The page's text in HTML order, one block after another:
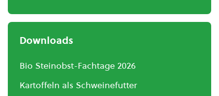
Downloads
Bio Steinobst-Fachtage 2026
Kartoffeln als Schweinefutter